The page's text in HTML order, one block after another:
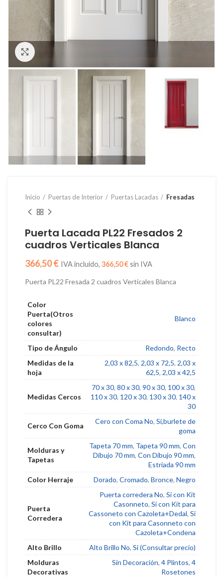
Inicio Puertas de Interior Puertas Lacadas Fresadas
Puerta Lacada PL22 Fresados 2
cuadros Verticales Blanca
€ 366,50€
Puerta PL22 Fresada 2 cuadros Verticales Blanca
Color
Puerta(Otros
colores
consultar)
Blanco
Tipo de Ángulo Redondo, Recto
Medidas de la
hoja
2,03 x 82,5, 2,03 x 72,5, 2,03 x
62,5, 2,03 x 42,5
Medidas Cercos
70 x 30, 80 x 30, 90 x 30, 100 x 30,
110 x 30, 120 x 30, 130 x 30, 140 x
30
Cerco Con Goma
Cero con Coma No, Si,burlete de
goma
Molduras y
Tapetas
Tapeta 70 mm, Tapeta 90 mm, Con
Dibujo 70 mm, Con Dibujo 90 mm,
Estriada 90 mm
Color Herraje
Dorado, Cromado, Bronce, Negro
Puerta
Corredera
Puerta corredera No, Si con Kit
Casonneto, Si con Kit para
Cassoneto con Cazoleta+Dedal, Si
con Kit para Casonneto con
Cazoleta+Condena
Alto Brillo
Alto Brillo No, Si (Consultar precio)
Molduras
Decorativas
Sin Decoración, 4 Plintos, 4
Rosetones